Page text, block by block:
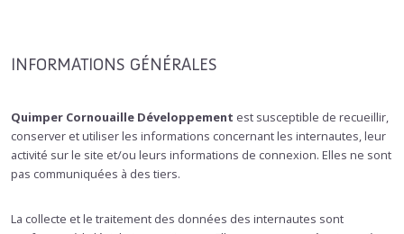
INFORMATIONS GÉNÉRALES
Quimper Cornouaille Développement est susceptible de recueillir,
conserver et utiliser les informations concernant les internautes, leur
activité sur le site et/ou leurs informations de connexion. Elles ne sont
pas communiquées à des tiers.
La collecte et le traitement des données des internautes sont